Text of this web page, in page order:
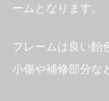
ームとなります。
フレームは良い飴
小傷や補修部分な